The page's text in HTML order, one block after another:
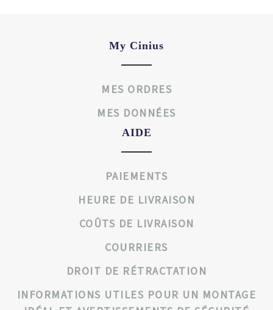
My Cinius
MES ORDRES
MES DONNÉES
AIDE
PAIEMENTS
HEURE DE LIVRAISON
COÛTS DE LIVRAISON
COURRIERS
DROIT DE RÉTRACTATION
INFORMATIONS UTILES POUR UN MONTAGE